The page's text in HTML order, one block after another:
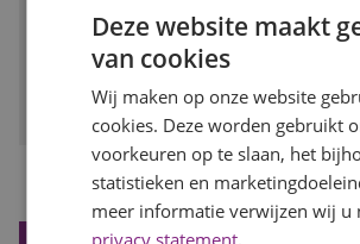
BEKIJK VACATURE
Bewaren
Vorige
1 2 3 4 ... 8
Deze website maakt
van cookies
Wij maken op onze website
cookies. Deze worden gebruikt
voorkeuren op te slaan, het
statistieken en
meer informatie verwijzen wij u
privacy statement.